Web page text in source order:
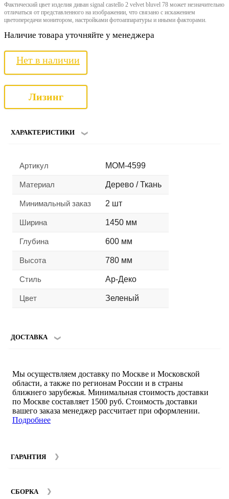
Фактический цвет изделия диван signal castello 2 velvet bluvel 78 может незначительно
отличаться от представленного на изображении, что связано с искажением
цветопередачи монитором, настройками фотоаппаратуры и иными факторами.
Наличие товара уточняйте у менеджера
Нет в наличии
Лизинг
ХАРАКТЕРИСТИКИ
Артикул MOM-4599
Материал Дерево / Ткань
Минимальный заказ 2 шт
Ширина 1450 мм
Глубина 600 мм
Высота 780 мм
Стиль Ар-Деко
Цвет Зеленый
ДОСТАВКА
Мы осуществляем доставку по Москве и Московской
области, а также по регионам России и в страны
ближнего зарубежья. Минимальная стоимость доставки
по Москве составляет 1500 руб. Стоимость доставки
вашего заказа менеджер рассчитает при оформлении.
Подробнее
ГАРАНТИЯ
составляет 12 месяцев с момента покупки при
СБОРКА